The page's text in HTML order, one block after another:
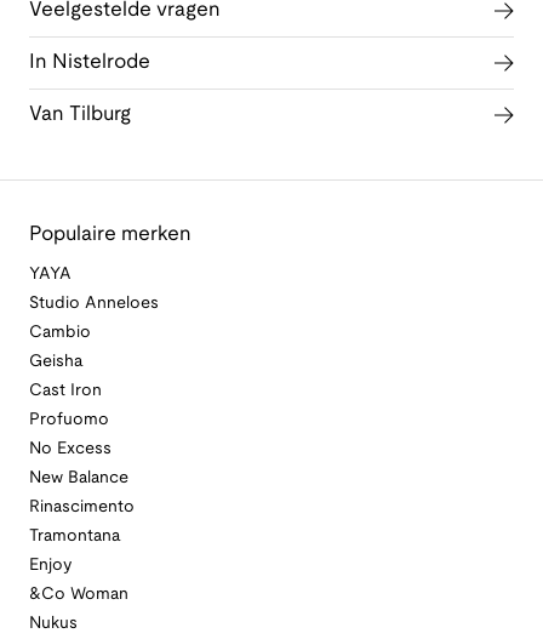
Veelgestelde vragen
In Nistelrode
Van Tilburg
Populaire merken
YAYA
Studio Anneloes
Cambio
Geisha
Cast Iron
Profuomo
No Excess
New Balance
Rinascimento
Tramontana
Enjoy
&Co Woman
Nukus